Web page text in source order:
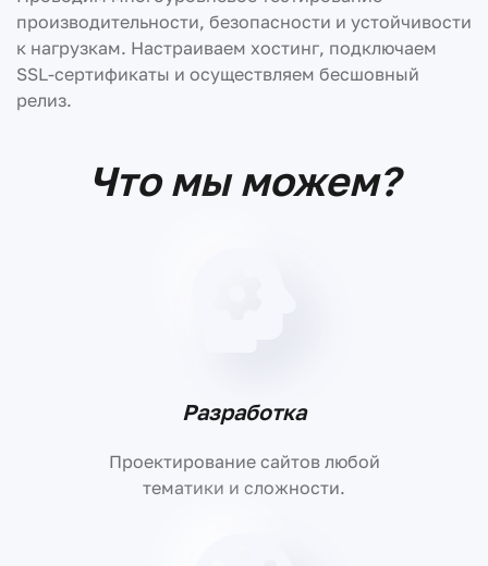
производительности, безопасности и устойчивости
к нагрузкам. Настраиваем хостинг, подключаем
SSL-сертификаты и осуществляем бесшовный
релиз.
Что мы можем?
Разработка
Проектирование сайтов любой
тематики и сложности.